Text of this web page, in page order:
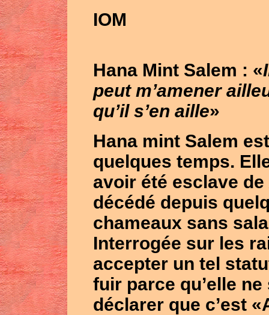
IOM
Hana Mint Salem : «
peut m’amener
qu’il s’en aille»
Hana mint Salem
quelques temps.
avoir été esclave de
décédé depuis
chameaux sans
Interrogée sur les
accepter un tel
fuir parce qu’elle
déclarer que c’est